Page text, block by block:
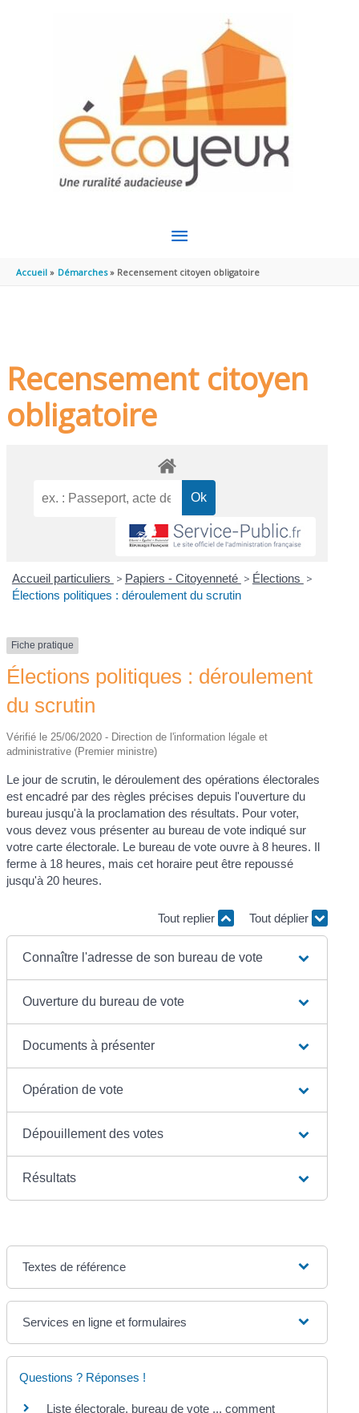
MENU
PRINCIPAL
Accueil Démarches Recensement citoyen obligatoire
Recensement citoyen
obligatoire
Accueil particuliers > Papiers - Citoyenneté > Élections >
Élections politiques : déroulement du scrutin
Fiche pratique
Élections politiques : déroulement
du scrutin
Vérifié le 25/06/2020 - Direction de l'information légale et
administrative (Premier ministre)
Le jour de scrutin, le déroulement des opérations électorales
est encadré par des règles précises depuis l'ouverture du
bureau jusqu'à la proclamation des résultats. Pour voter,
vous devez vous présenter au bureau de vote indiqué sur
votre carte électorale. Le bureau de vote ouvre à 8 heures. Il
ferme à 18 heures, mais cet horaire peut être repoussé
jusqu'à 20 heures.
Tout replier Tout déplier
Connaître l'adresse de son bureau de vote
Ouverture du bureau de vote
Documents à présenter
Opération de vote
Dépouillement des votes
Résultats
Textes de référence
Services en ligne et formulaires
Questions ? Réponses !
Liste électorale, bureau de vote ... comment